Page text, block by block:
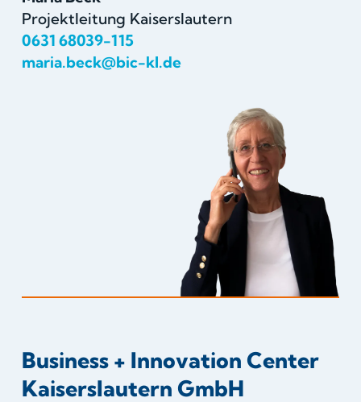
Projektleitung Kaiserslautern
0631 68039-115
maria.beck@bic-kl.de
Business + Innovation Center
Kaiserslautern GmbH